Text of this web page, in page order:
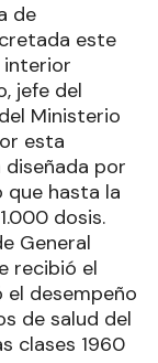
de
este
interior
jefe del
Ministerio
esta
por
que hasta la
dosis.
General
recibió el
desempeño
de salud del
clases 1960